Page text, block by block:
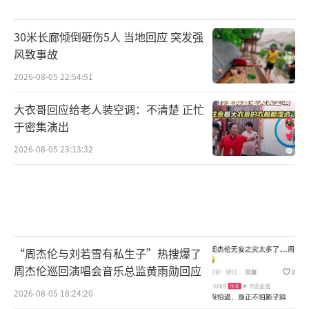
30米长廊倾倒砸伤5人 当地回应 突发强
风致事故
2026-08-05 22:54:51
大衣哥回应给老人装空调：不清楚 正忙
于密集演出
2026-08-05 23:13:32
“周杰伦与刘若雪有私生子”热搜爆了
周杰伦巡回演唱会音乐总监黄雨勋回应
2026-08-05 18:24:20